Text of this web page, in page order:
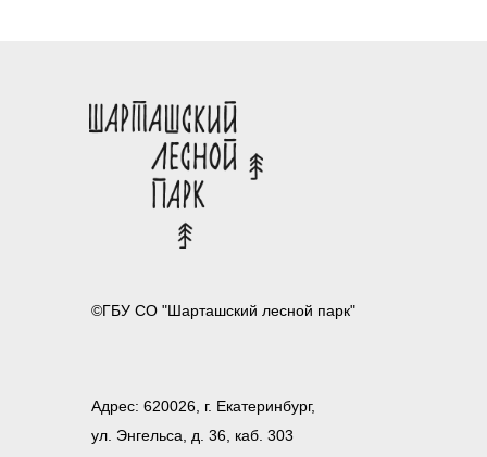
©ГБУ СО "Шарташский лесной парк"
Адрес: 620026, г. Екатеринбург,
ул. Энгельса, д. 36, каб. 303